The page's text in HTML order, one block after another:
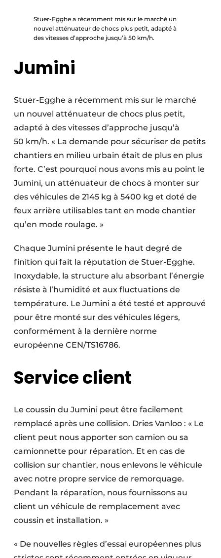
Stuer-Egghe a récemment mis sur le marché un
nouvel atténuateur de chocs plus petit, adapté à
des vitesses d’approche jusqu’à 50 km/h.
Jumini
Stuer-Egghe a récemment mis sur le marché
un nouvel atténuateur de chocs plus petit,
adapté à des vitesses d’approche jusqu’à
50 km/h. « La demande pour sécuriser de petits
chantiers en milieu urbain était de plus en plus
forte. C’est pourquoi nous avons mis au point le
Jumini, un atténuateur de chocs à monter sur
des véhicules de 2145 kg à 5400 kg et doté de
feux arrière utilisables tant en mode chantier
qu’en mode roulage. »
Chaque Jumini présente le haut degré de
finition qui fait la réputation de Stuer-Egghe.
Inoxydable, la structure alu absorbant l’énergie
résiste à l’humidité et aux fluctuations de
température. Le Jumini a été testé et approuvé
pour être monté sur des véhicules légers,
conformément à la dernière norme
européenne CEN/TS16786.
Service client
Le coussin du Jumini peut être facilement
remplacé après une collision. Dries Vanloo : « Le
client peut nous apporter son camion ou sa
camionnette pour réparation. Et en cas de
collision sur chantier, nous enlevons le véhicule
avec notre propre service de remorquage.
Pendant la réparation, nous fournissons au
client un véhicule de remplacement avec
coussin et installation. »
« De nouvelles règles d’essai européennes plus